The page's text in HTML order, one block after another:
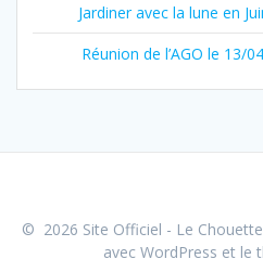
Jardiner avec la lune en
Réunion de l’AGO le 13/​
© 2026 Site Officiel - Le
avec WordPress et le